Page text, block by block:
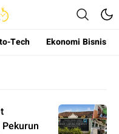
Bangsa
Tech Ekonomi Bisnis